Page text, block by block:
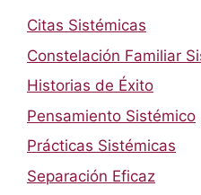
Citas Sistémicas
Constelación Familiar
Historias de Éxito
Pensamiento Sistémico
Prácticas Sistémicas
Separación Eficaz